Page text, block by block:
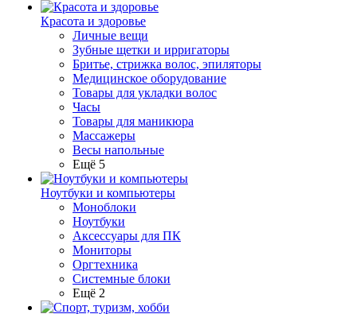
Красота и здоровье
Личные вещи
Зубные щетки и ирригаторы
Бритье, стрижка волос, эпиляторы
Медицинское оборудование
Товары для укладки волос
Часы
Товары для маникюра
Массажеры
Весы напольные
Ещё 5
Ноутбуки и компьютеры
Моноблоки
Ноутбуки
Аксессуары для ПК
Мониторы
Оргтехника
Системные блоки
Ещё 2